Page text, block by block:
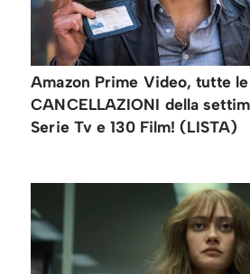
Amazon Prime Video, tutte le
CANCELLAZIONI della
Serie Tv e 130 Film! (LISTA)